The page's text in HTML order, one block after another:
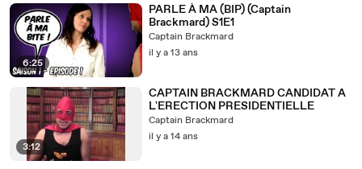
6:25
PARLE À MA (BIP) (Captain
Brackmard) S1E1
Captain Brackmard
il y a 13 ans
3:12
CAPTAIN BRACKMARD CANDIDAT A
L'ERECTION PRESIDENTIELLE
Captain Brackmard
il y a 14 ans